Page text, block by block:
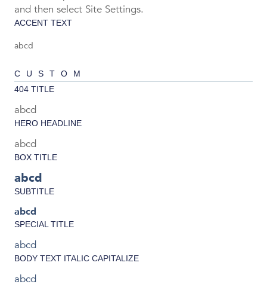
and then select Site Settings.
ACCENT TEXT
abcd
CUSTOM
404 TITLE
abcd
HERO HEADLINE
abcd
BOX TITLE
abcd
SUBTITLE
abcd
SPECIAL TITLE
abcd
BODY TEXT ITALIC CAPITALIZE
abcd